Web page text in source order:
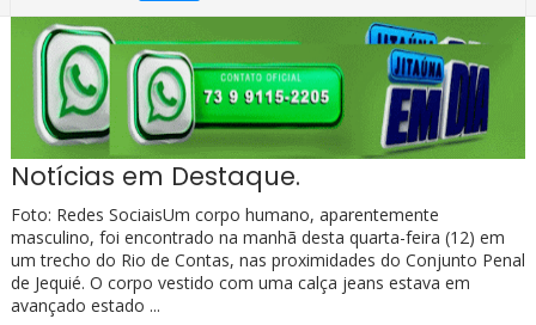
Nacional de Habilitação na Bahia
Notícias em Destaque.
Foto: Redes SociaisUm corpo humano, aparentemente
masculino, foi encontrado na manhã desta quarta-feira (12) em
um trecho do Rio de Contas, nas proximidades do Conjunto Penal
de Jequié. O corpo vestido com uma calça jeans estava em
avançado estado ...